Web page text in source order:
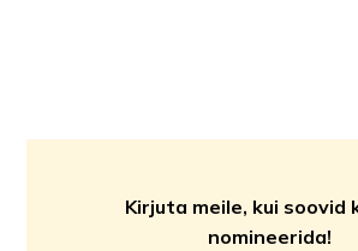
Kirjuta meile, kui soovid
nomineerida!